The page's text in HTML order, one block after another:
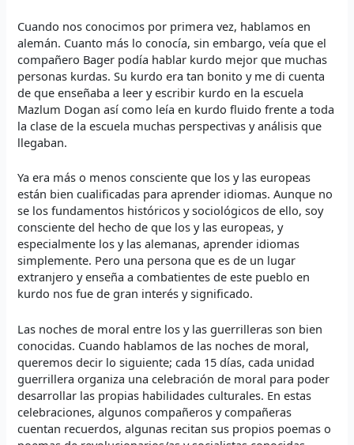
Cuando nos conocimos por primera vez, hablamos en
alemán. Cuanto más lo conocía, sin embargo, veía que el
compañero Bager podía hablar kurdo mejor que muchas
personas kurdas. Su kurdo era tan bonito y me di cuenta
de que enseñaba a leer y escribir kurdo en la escuela
Mazlum Dogan así como leía en kurdo fluido frente a toda
la clase de la escuela muchas perspectivas y análisis que
llegaban.
Ya era más o menos consciente que los y las europeas
están bien cualificadas para aprender idiomas. Aunque no
se los fundamentos históricos y sociológicos de ello, soy
consciente del hecho de que los y las europeas, y
especialmente los y las alemanas, aprender idiomas
simplemente. Pero una persona que es de un lugar
extranjero y enseña a combatientes de este pueblo en
kurdo nos fue de gran interés y significado.
Las noches de moral entre los y las guerrilleras son bien
conocidas. Cuando hablamos de las noches de moral,
queremos decir lo siguiente; cada 15 días, cada unidad
guerrillera organiza una celebración de moral para poder
desarrollar las propias habilidades culturales. En estas
celebraciones, algunos compañeros y compañeras
cuentan recuerdos, algunas recitan sus propios poemas o